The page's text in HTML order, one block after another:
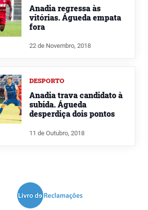
Anadia regressa às
vitórias. Águeda empata
fora
22 de Novembro, 2018
DESPORTO
Anadia trava candidato à
subida. Águeda
desperdiça dois pontos
11 de Outubro, 2018